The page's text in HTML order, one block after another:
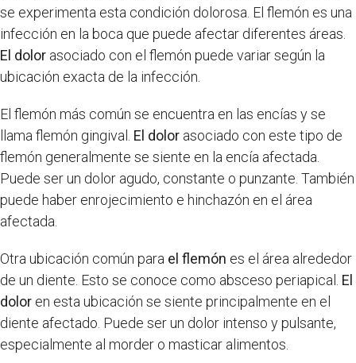
se experimenta esta condición dolorosa. El flemón es una
infección en la boca que puede afectar diferentes áreas.
El dolor asociado con el flemón puede variar según la
ubicación exacta de la infección.
El flemón más común se encuentra en las encías y se
llama flemón gingival. El dolor asociado con este tipo de
flemón generalmente se siente en la encía afectada.
Puede ser un dolor agudo, constante o punzante. También
puede haber enrojecimiento e hinchazón en el área
afectada.
Otra ubicación común para el flemón es el área alrededor
de un diente. Esto se conoce como absceso periapical. El
dolor en esta ubicación se siente principalmente en el
diente afectado. Puede ser un dolor intenso y pulsante,
especialmente al morder o masticar alimentos.